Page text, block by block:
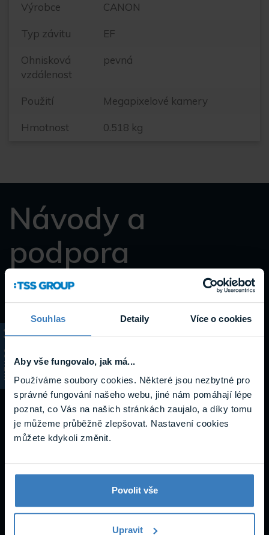
Souhlas Detaily Více o cookies
Aby vše fungovalo, jak má...
Používáme soubory cookies. Některé jsou nezbytné pro
správné fungování našeho webu, jiné nám pomáhají lépe
poznat, co Vás na našich stránkách zaujalo, a díky tomu
je můžeme průběžně zlepšovat. Nastavení cookies
můžete kdykoli změnit.
Povolit vše
Upravit
KATALOG
Výrobce CANON
Typ závitu EF
Ohnisková
vzdálenost
pevná
Použití Megapixelové kamery
Hmotnost 0.518 kg
Návody a
podpora
Avigilon kompatibilita krytu s objektiv
em en